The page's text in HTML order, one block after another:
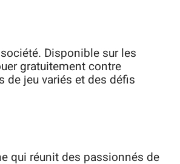
Disponible sur les
gratuitement contre
de jeu variés et des défis
qui réunit des passionnés de